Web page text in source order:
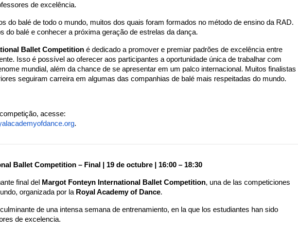
de excelência.
do balé de todo o mundo, muitos dos quais foram formados no método de ensino da RAD.
do balé e conhecer a próxima geração de estrelas da dança.
Ballet Competition é dedicado a promover e premiar padrões de excelência entre
Isso é possível ao oferecer aos participantes a oportunidade única de trabalhar com
mundial, além da chance de se apresentar em um palco internacional. Muitos finalistas
seguiram carreira em algumas das companhias de balé mais respeitadas do mundo.
acesse:
.
Ballet Competition – Final | 19 de octubre | 16:00 – 18:30
final del Margot Fonteyn International Ballet Competition, una de las competiciones
organizada por la Royal Academy of Dance.
de una intensa semana de entrenamiento, en la que los estudiantes han sido
de excelencia.